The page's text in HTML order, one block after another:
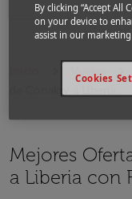
Vuelos
Mejores
a Liberia con
By clicking “Accept All
on your device to
assist in our
Cookies